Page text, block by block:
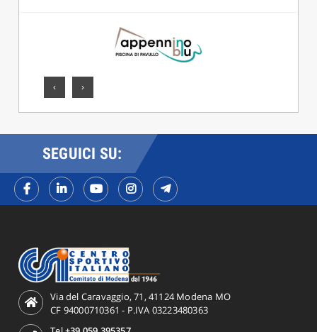
‹ ›
SEGUICI SU:
Via del Caravaggio, 71, 41124 Modena MO
CF 94000710361 - P.IVA 03223480363